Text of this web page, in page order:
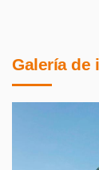
Galería de